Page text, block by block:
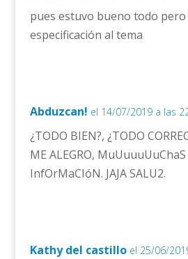
pues estuvo bueno todo
especificación al tema
Abduzcan! el 14/07/2019 a las
¿TODO BIEN?, ¿TODO
ME ALEGRO,
InfOrMaCIóN. JAJA SALU2.
Kathy del castillo el 25/06/